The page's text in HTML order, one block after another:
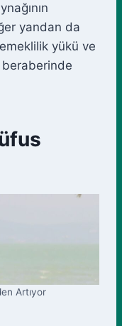
yandan da
emeklilik yükü ve
beraberinde
Artıyor